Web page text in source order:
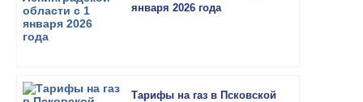
января 2026 года
Тарифы на газ в Псковской